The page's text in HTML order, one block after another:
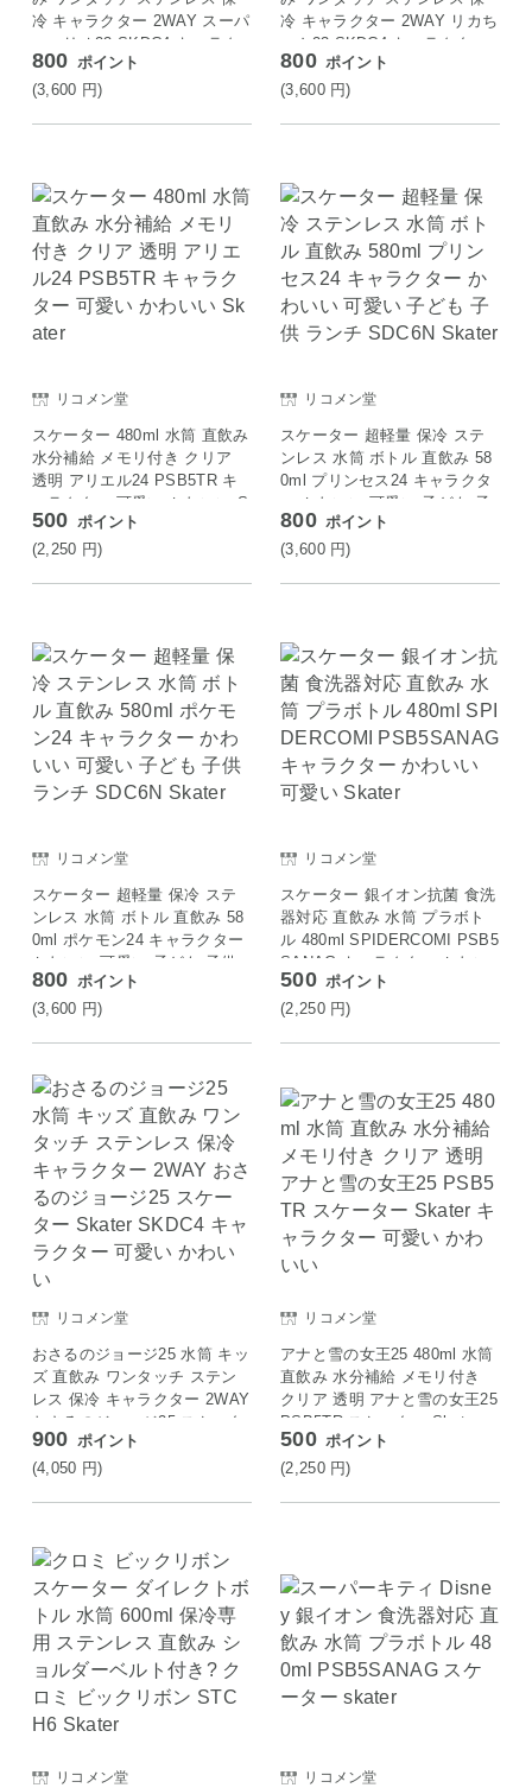
冷 キャラクター 2WAY スーパ
ーマリオ23 SKDC4 キャラク
ター かわいい 可愛い Skater
800 ポイント
(3,600 円)
冷 キャラクター 2WAY リカち
ゃん23 SKDC4 キャラクター
かわいい 可愛い Skater
800 ポイント
(3,600 円)
リコメン堂
スケーター 480ml 水筒 直飲み
水分補給 メモリ付き クリア
透明 アリエル24 PSB5TR キ
ャラクター 可愛い かわいい S
kater
500 ポイント
(2,250 円)
リコメン堂
スケーター 超軽量 保冷 ステ
ンレス 水筒 ボトル 直飲み 58
0ml プリンセス24 キャラクタ
ー かわいい 可愛い 子ども 子
供 ランチ SDC6N Skater
800 ポイント
(3,600 円)
リコメン堂
スケーター 超軽量 保冷 ステ
ンレス 水筒 ボトル 直飲み 58
0ml ポケモン24 キャラクター
かわいい 可愛い 子ども 子供
ランチ SDC6N Skater
800 ポイント
(3,600 円)
リコメン堂
スケーター 銀イオン抗菌 食洗
器対応 直飲み 水筒 プラボト
ル 480ml SPIDERCOMI PSB5
SANAG キャラクター かわい
い 可愛い Skater
500 ポイント
(2,250 円)
リコメン堂
おさるのジョージ25 水筒 キッ
ズ 直飲み ワンタッチ ステン
レス 保冷 キャラクター 2WAY
おさるのジョージ25 スケータ
ー Skater SKDC4 キャラクタ
ー 可愛い かわいい
900 ポイント
(4,050 円)
リコメン堂
アナと雪の女王25 480ml 水筒
直飲み 水分補給 メモリ付き
クリア 透明 アナと雪の女王25
PSB5TR スケーター Skater
キャラクター 可愛い かわいい
500 ポイント
(2,250 円)
リコメン堂 リコメン堂